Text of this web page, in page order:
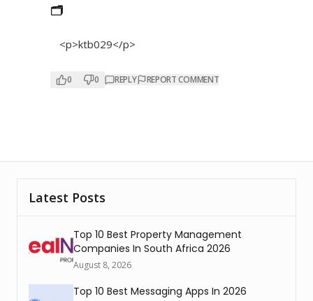
🗂
<p>ktb029</p>
0 0 REPLY REPORT COMMENT
Latest Posts
Top 10 Best Property Management
Companies In South Africa 2026
August 8, 2026
Top 10 Best Messaging Apps In 2026